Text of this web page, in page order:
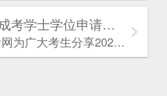
2025年‌‌‌‌四川成考学士学位申请条件
四川成人高考网​为广大考生分享2025年‌‌‌‌四川成考学士学位申请条件。为广大在职人员和社会人士提供学历提升的机会。更多四川成考考试信息，欢迎在线访问四川成人高考网。